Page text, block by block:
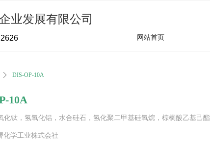
网站首页
业发展有限公司
ꄲ DIS-OP-10A
10A
化钛，氢氧化铝，水合硅石，氢化聚二甲基硅氧烷，棕榈酸乙基己酯
化学工业株式会社